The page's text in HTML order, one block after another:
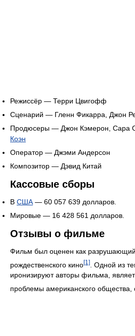
Режиссёр — Терри Цвигофф
Сценарий — Гленн Фикарра, Джон
Продюсеры — Джон Кэмерон, Сара
Коэн
Оператор — Джэми Андерсон
Композитор — Дэвид Китай
Кассовые сборы
В США — 60 057 639 долларов.
Мировые — 16 428 561 долларов.
Отзывы о фильме
Фильм был оценен как
рождественского кино[1]
. Одной из
иронизируют авторы фильма,
проблемы американского общества,